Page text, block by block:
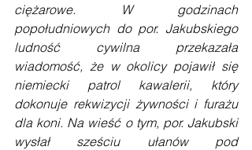
ciężarowe. W godzinach
popołudniowych do por. Jakubskiego
ludność cywilna przekazała
wiadomość, że w okolicy pojawił się
niemiecki patrol kawalerii, który
dokonuje rekwizycji żywności i furażu
dla koni. Na wieść o tym, por. Jakubski
wysłał sześciu ułanów pod